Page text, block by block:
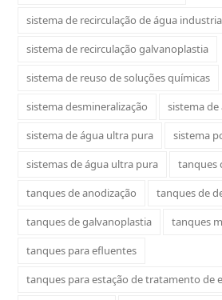
sistema de recirculação de água
sistema de recirculação galvanoplastia
sistema de reuso de soluções químicas
sistema desmineralização
sistema
sistema de água ultra pura
sistema
sistemas de água ultra pura
tanques
tanques de anodização
tanques de
tanques de galvanoplastia
tanques
tanques para efluentes
tanques para estação de tratamento de